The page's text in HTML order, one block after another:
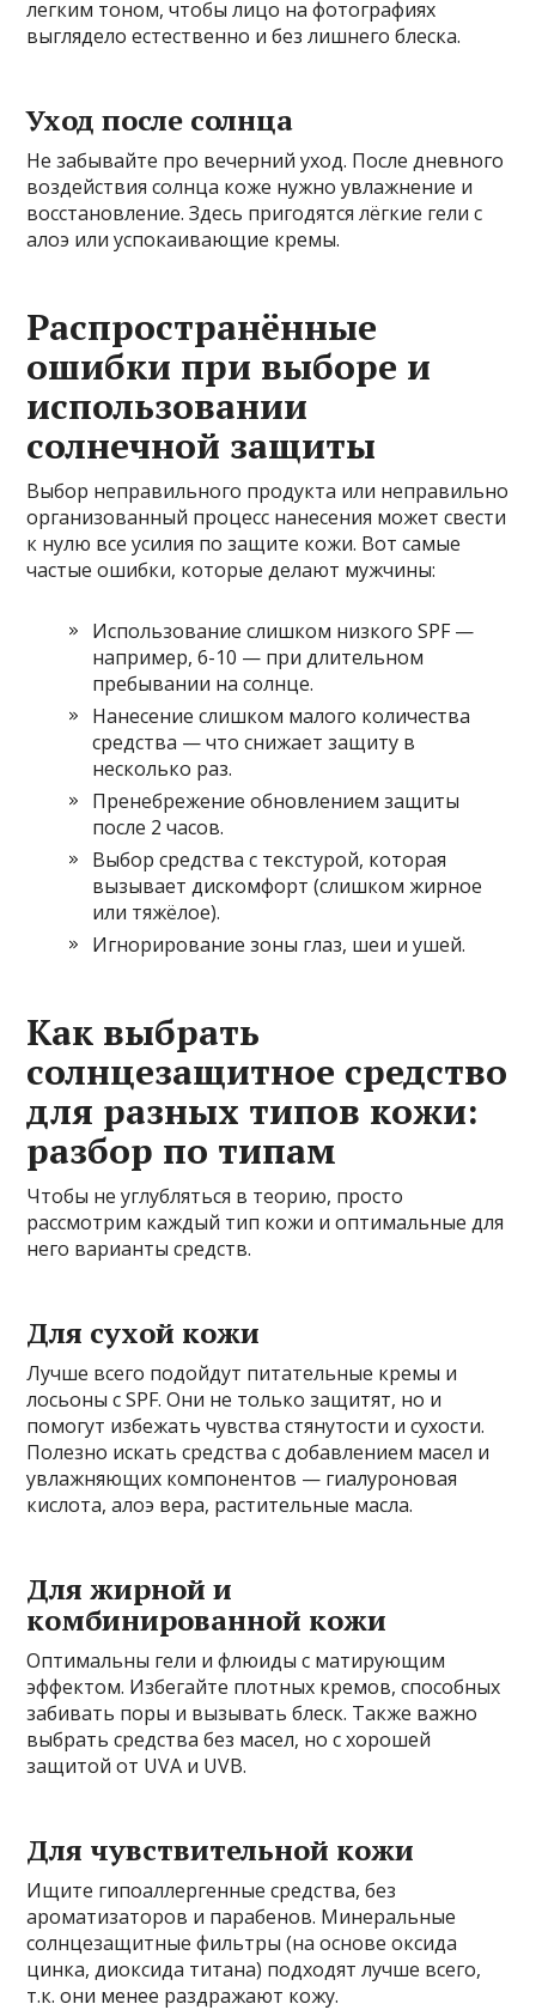
легким тоном, чтобы лицо на фотографиях
выглядело естественно и без лишнего блеска.
Уход после солнца
Не забывайте про вечерний уход. После дневного
воздействия солнца коже нужно увлажнение и
восстановление. Здесь пригодятся лёгкие гели с
алоэ или успокаивающие кремы.
Распространённые
ошибки при выборе и
использовании
солнечной защиты
Выбор неправильного продукта или неправильно
организованный процесс нанесения может свести
к нулю все усилия по защите кожи. Вот самые
частые ошибки, которые делают мужчины:
Использование слишком низкого SPF —
например, 6-10 — при длительном
пребывании на солнце.
Нанесение слишком малого количества
средства — что снижает защиту в
несколько раз.
Пренебрежение обновлением защиты
после 2 часов.
Выбор средства с текстурой, которая
вызывает дискомфорт (слишком жирное
или тяжёлое).
Игнорирование зоны глаз, шеи и ушей.
Как выбрать
солнцезащитное средство
для разных типов кожи:
разбор по типам
Чтобы не углубляться в теорию, просто
рассмотрим каждый тип кожи и оптимальные для
него варианты средств.
Для сухой кожи
Лучше всего подойдут питательные кремы и
лосьоны с SPF. Они не только защитят, но и
помогут избежать чувства стянутости и сухости.
Полезно искать средства с добавлением масел и
увлажняющих компонентов — гиалуроновая
кислота, алоэ вера, растительные масла.
Для жирной и
комбинированной кожи
Оптимальны гели и флюиды с матирующим
эффектом. Избегайте плотных кремов, способных
забивать поры и вызывать блеск. Также важно
выбрать средства без масел, но с хорошей
защитой от UVA и UVB.
Для чувствительной кожи
Ищите гипоаллергенные средства, без
ароматизаторов и парабенов. Минеральные
солнцезащитные фильтры (на основе оксида
цинка, диоксида титана) подходят лучше всего,
т.к. они менее раздражают кожу.